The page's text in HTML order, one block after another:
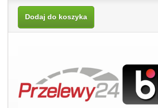
Dodaj do koszyka